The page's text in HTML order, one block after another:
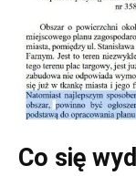
Co się